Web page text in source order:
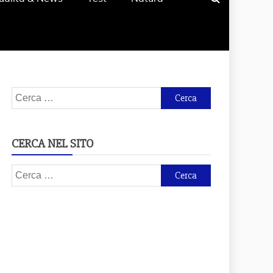
Ricerca
per:
CERCA NEL SITO
Ricerca
per: